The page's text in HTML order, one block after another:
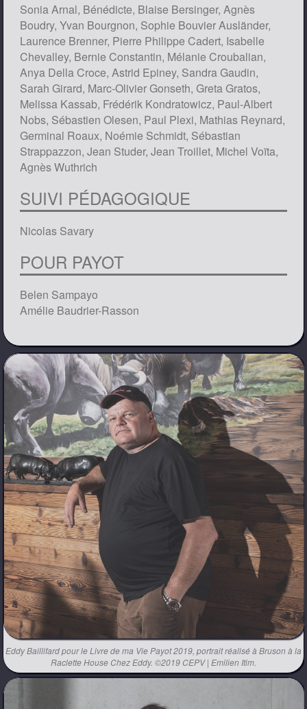
Sonia Arnal, Bénédicte, Blaise Bersinger, Agnès
Boudry, Yvan Bourgnon, Sophie Bouvier Ausländer,
Laurence Brenner, Pierre Philippe Cadert, Isabelle
Chevalley, Bernie Constantin, Mélanie Croubalian,
Anya Della Croce, Astrid Epiney, Sandra Gaudin,
Sarah Girard, Marc-Olivier Gonseth, Greta Gratos,
Melissa Kassab, Frédérik Kondratowicz, Paul-Albert
Nobs, Sébastien Olesen, Paul Plexi, Mathias Reynard,
Germinal Roaux, Noémie Schmidt, Sébastian
Strappazzon, Jean Studer, Jean Troillet, Michel Voïta,
Agnès Wuthrich
SUIVI PÉDAGOGIQUE
Nicolas Savary
POUR PAYOT
Belen Sampayo
Amélie Baudrier-Rasson
Eddy Baillifard pour le Livre de ma Vie Payot 2019, portrait réalisé à Bruson à la
Raclette House Chez Eddy. ©2019 CEPV | Emilien Itim.